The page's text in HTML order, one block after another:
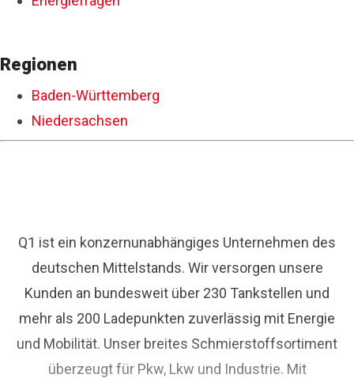
Regionen
Baden-Württemberg
Niedersachsen
Q1 ist ein konzernunabhängiges Unternehmen des
deutschen Mittelstands. Wir versorgen unsere
Kunden an bundesweit über 230 Tankstellen und
mehr als 200 Ladepunkten zuverlässig mit Energie
und Mobilität. Unser breites Schmierstoffsortiment
überzeugt für Pkw, Lkw und Industrie. Mit